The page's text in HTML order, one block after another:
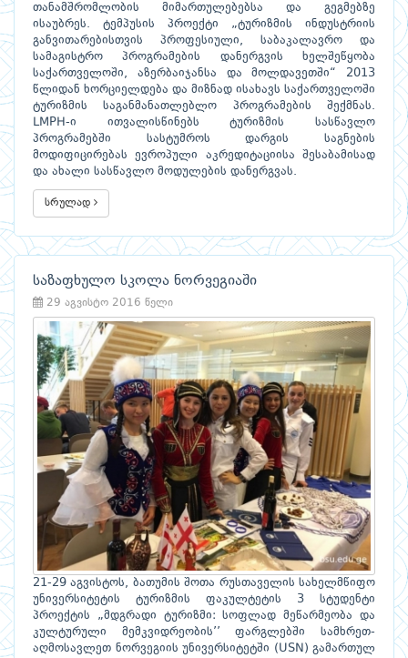
თანამშრომლობის მიმართულებებსა და გეგმებზე
ისაუბრეს. ტემპუსის პროექტი „ტურიზმის ინდუსტრიის
განვითარებისთვის პროფესიული, საბაკალავრო და
სამაგისტრო პროგრამების დანერგვის ხელშეწყობა
საქართველოში, აზერბაიჯანსა და მოლდავეთში“ 2013
წლიდან ხორციელდება და მიზნად ისახავს საქართველოში
ტურიზმის საგანმანათლებლო პროგრამების შექმნას.
LMPH-ი ითვალისწინებს ტურიზმის სასწავლო
პროგრამებში სასტუმროს დარგის საგნების
მოდიფიცირებას ევროპული აკრედიტაციისა შესაბამისად
და ახალი სასწავლო მოდულების დანერგვას.
სრულად
საზაფხულო სკოლა ნორვეგიაში
29 აგვისტო 2016 წელი
21-29 აგვისტოს, ბათუმის შოთა რუსთაველის სახელმწიფო
უნივერსიტეტის ტურიზმის ფაკულტეტის 3 სტუდენტი
პროექტის „მდგრადი ტურიზმი: სოფლად მეწარმეობა და
კულტურული მემკვიდრეობის’’ ფარგლებში სამხრეთ-
აღმოსავლეთ ნორვეგიის უნივერსიტეტში (USN) გამართულ